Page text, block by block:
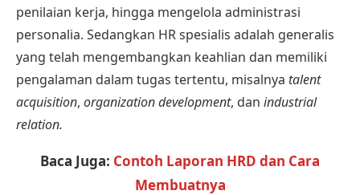
penilaian kerja, hingga mengelola administrasi
personalia. Sedangkan HR spesialis adalah generalis
yang telah mengembangkan keahlian dan memiliki
pengalaman dalam tugas tertentu, misalnya talent
acquisition, organization development, dan industrial
relation.
Baca Juga: Contoh Laporan HRD dan Cara
Membuatnya